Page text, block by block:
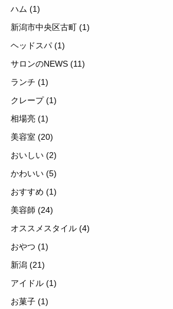
ハム (1)
新潟市中央区古町 (1)
ヘッドスパ (1)
サロンのNEWS (11)
ランチ (1)
クレープ(1)
相場亮 (1)
美容室 (20)
おいしい (2)
かわいい (5)
おすすめ (1)
美容師 (24)
オススメスタイル (4)
おやつ (1)
新潟 (21)
アイドル (1)
お菓子 (1)